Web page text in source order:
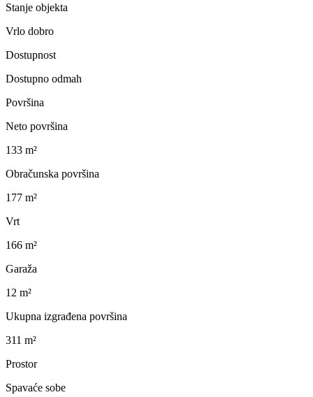
Stanje objekta
Vrlo dobro
Dostupnost
Dostupno odmah
Površina
Neto površina
133 m²
Obračunska površina
177 m²
Vrt
166 m²
Garaža
12 m²
Ukupna izgrađena površina
311 m²
Prostor
Spavaće sobe